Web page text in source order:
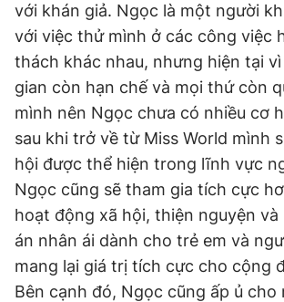
với khán giả. Ngọc là một người
với việc thử mình ở các công việc
thách khác nhau, nhưng hiện tại
gian còn hạn chế và mọi thứ còn
mình nên Ngọc chưa có nhiều cơ
sau khi trở về từ Miss World mình
hội được thể hiện trong lĩnh vực
Ngọc cũng sẽ tham gia tích cực
hoạt động xã hội, thiện nguyện
án nhân ái dành cho trẻ em và
mang lại giá trị tích cực cho cộng
Bên cạnh đó, Ngọc cũng ấp ủ cho